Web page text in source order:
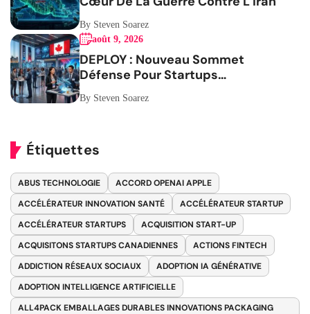
By Steven Soarez
août 9, 2026
DEPLOY : Nouveau Sommet
Défense Pour Startups
By Steven Soarez
Étiquettes
ABUS TECHNOLOGIE
ACCORD OPENAI APPLE
ACCÉLÉRATEUR INNOVATION SANTÉ
ACCÉLÉRATEUR STARTUP
ACCÉLÉRATEUR STARTUPS
ACQUISITION START-UP
ACQUISITONS STARTUPS CANADIENNES
ACTIONS FINTECH
ADDICTION RÉSEAUX SOCIAUX
ADOPTION IA GÉNÉRATIVE
ADOPTION INTELLIGENCE ARTIFICIELLE
ALL4PACK EMBALLAGES DURABLES INNOVATIONS PACKAGING